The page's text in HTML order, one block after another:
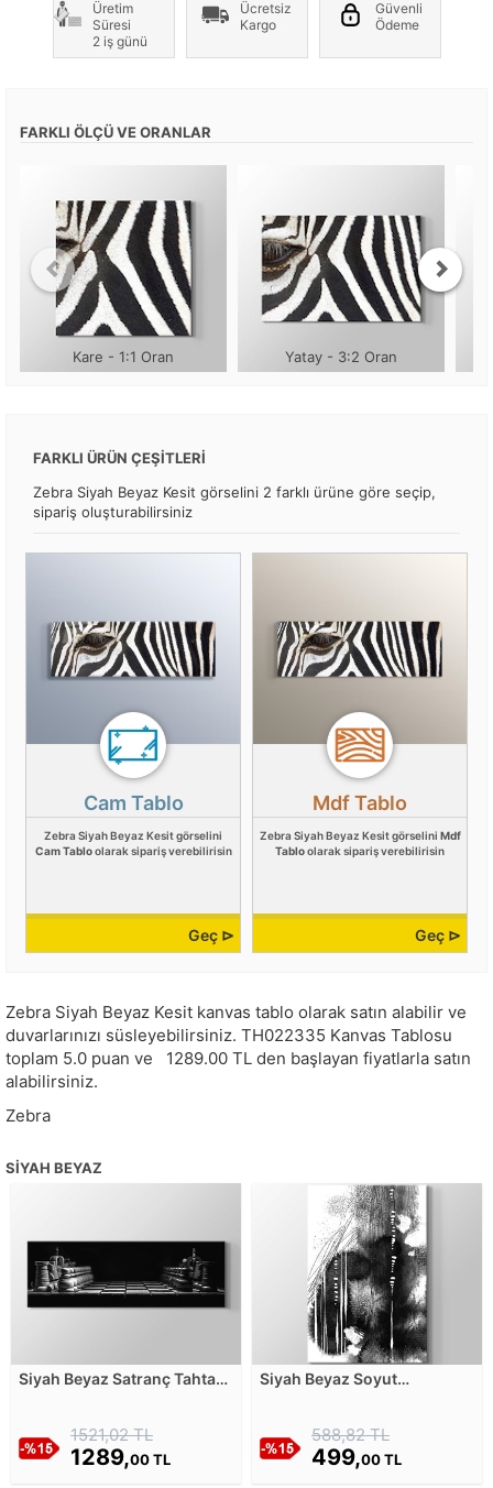
Üretim
Süresi
2 iş günü
Ücretsiz
Kargo
Güvenli
Ödeme
FARKLI ÖLÇÜ VE ORANLAR
Kare - 1:1 Oran Yatay - 3:2 Oran
FARKLI ÜRÜN ÇEŞİTLERİ
Zebra Siyah Beyaz Kesit görselini 2 farklı ürüne göre seçip,
sipariş oluşturabilirsiniz
Cam Tablo
Zebra Siyah Beyaz Kesit görselini
Cam Tabloolarak sipariş verebilirisin
Geç ⊳
Mdf Tablo
Zebra Siyah Beyaz Kesit görselini Mdf
Tabloolarak sipariş verebilirisin
Geç ⊳
Zebra Siyah Beyaz Kesit kanvas tablo olarak satın alabilir ve
duvarlarınızı süsleyebilirsiniz. TH022335 Kanvas Tablosu
toplam 5.0 puan ve 1289.00 TL den başlayan fiyatlarla satın
alabilirsiniz.
Zebra
SIYAH BEYAZ
Siyah Beyaz Satranç Tahtası
1521,02 TL
1289,00 TL
Siyah Beyaz Soyut
588,82 TL
499,00 TL